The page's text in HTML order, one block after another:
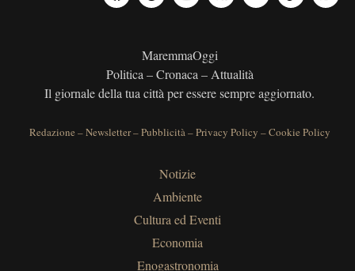
MaremmaOggi
Politica – Cronaca – Attualità
Il giornale della tua città per essere sempre aggiornato.
Redazione –Newsletter–Pubblicità–Privacy Policy –Cookie Policy
Notizie
Ambiente
Cultura ed Eventi
Economia
Enogastronomia